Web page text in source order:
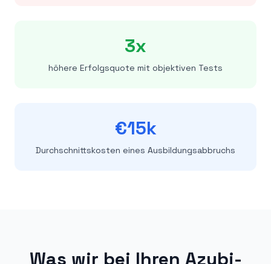
3x
höhere Erfolgsquote mit objektiven Tests
€15k
Durchschnittskosten eines Ausbildungsabbruchs
Was wir bei Ihren Azubi-